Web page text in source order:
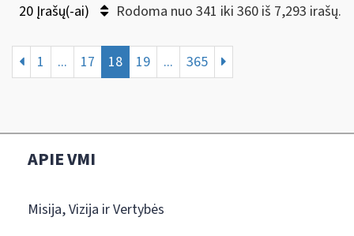
20 Įrašų(-ai) Rodoma nuo 341 iki 360 iš 7,293 irašų.
1 ... 17 18 19 ... 365
APIE VMI
Misija, Vizija ir Vertybės